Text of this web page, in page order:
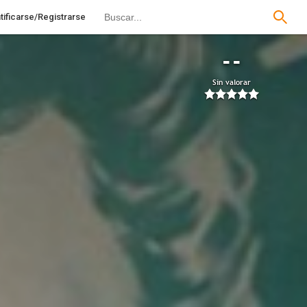
Registrarse
--
Sin valorar